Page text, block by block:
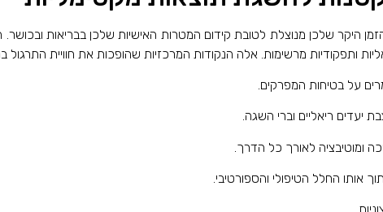
שלכן מנוצלת לטובת קידום המטרות האישיות שלכן בבריאות
ותפקודיות מרשימות. אלה הנקודות המרכזיות שהופכות את חוויית
על בטיחות המפרקים.
יעדים ריאליים וברי השגה.
ומוטיבציה לאורך כל הדרך.
החלל הטיפולי והספורטיבי.